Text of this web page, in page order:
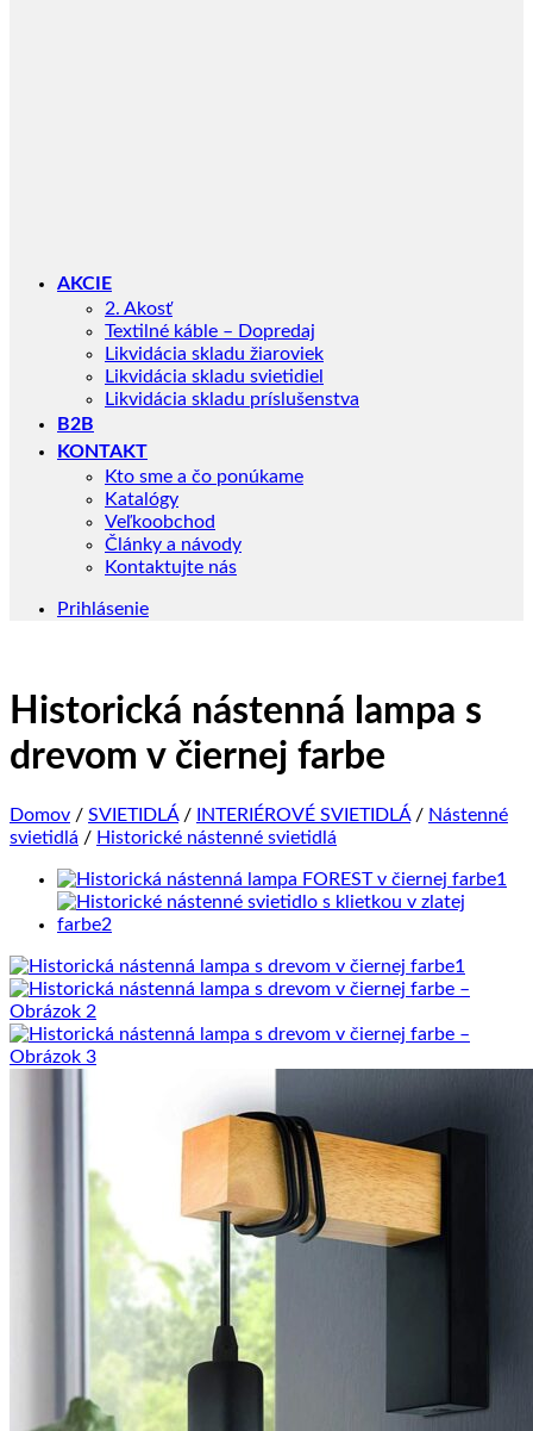
AKCIE
2. Akosť
Textilné káble – Dopredaj
Likvidácia skladu žiaroviek
Likvidácia skladu svietidiel
Likvidácia skladu príslušenstva
B2B
KONTAKT
Kto sme a čo ponúkame
Katalógy
Veľkoobchod
Články a návody
Kontaktujte nás
Prihlásenie
Historická nástenná lampa s
drevom v čiernej farbe
Domov / SVIETIDLÁ / INTERIÉROVÉ SVIETIDLÁ / Nástenné
svietidlá / Historické nástenné svietidlá